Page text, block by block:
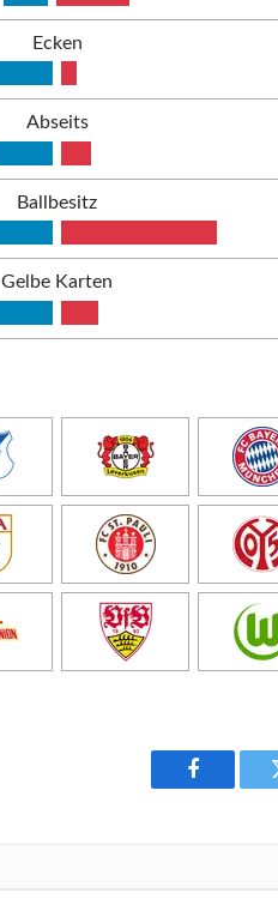
Ecken
Abseits
Ballbesitz
Gelbe Karten
Facebook